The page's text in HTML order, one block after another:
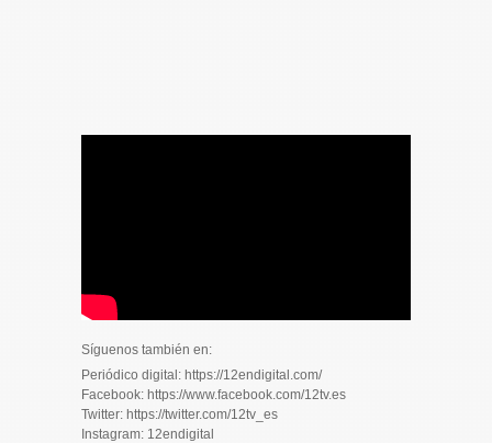
Síguenos también en:
Periódico digital: https://12endigital.com/
Facebook: https://www.facebook.com/12tv.es
Twitter: https://twitter.com/12tv_es
Instagram: 12endigital